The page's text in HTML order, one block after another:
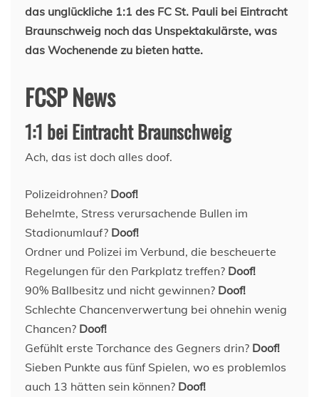
das unglückliche 1:1 des FC St. Pauli bei Eintracht
Braunschweig noch das Unspektakulärste, was
das Wochenende zu bieten hatte.
FCSP News
1:1 bei Eintracht Braunschweig
Ach, das ist doch alles doof.
Polizeidrohnen? Doof!
Behelmte, Stress verursachende Bullen im
Stadionumlauf? Doof!
Ordner und Polizei im Verbund, die bescheuerte
Regelungen für den Parkplatz treffen? Doof!
90% Ballbesitz und nicht gewinnen? Doof!
Schlechte Chancenverwertung bei ohnehin wenig
Chancen? Doof!
Gefühlt erste Torchance des Gegners drin? Doof!
Sieben Punkte aus fünf Spielen, wo es problemlos
auch 13 hätten sein können? Doof!